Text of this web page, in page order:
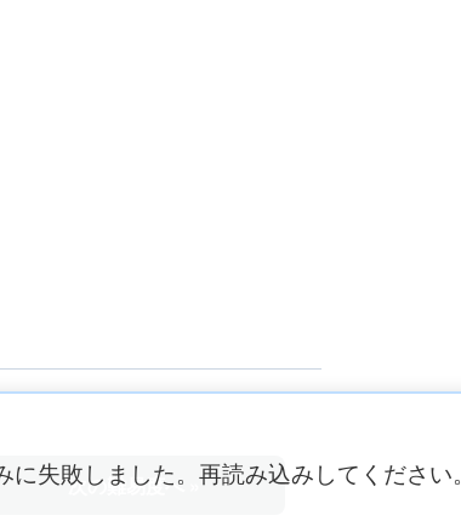
に失敗しました。再読み込みしてください。
次の難易度へ »